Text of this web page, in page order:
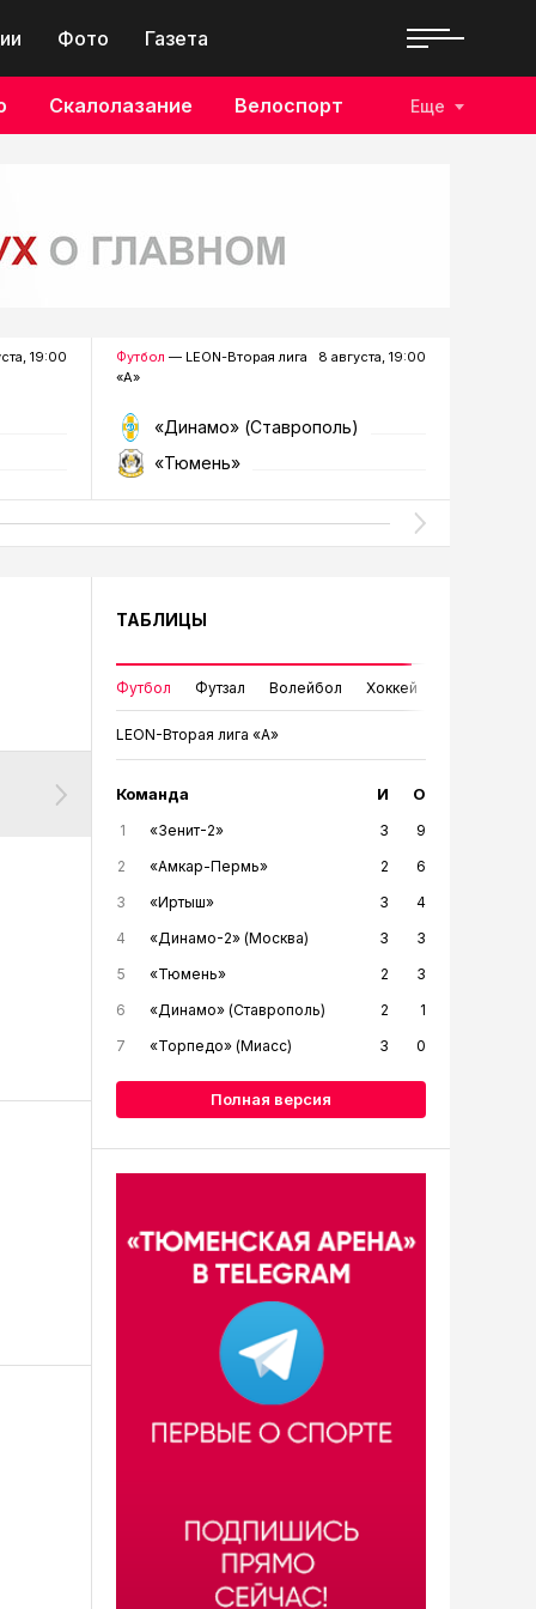
Фото Газета
Скалолазание Велоспорт Еще
19:00 Футбол — LEON-Вторая лига
«А»
8 августа, 19:00
«Динамо» (Ставрополь)
«Тюмень»
ФЕВРАЛЬ МАРТ МАЙ
ТАБЛИЦЫ
Футбол Футзал Волейбол Хоккей
LEON-Вторая лига «А»
Команда И О
1 «Зенит-2» 3
9
2
«Амкар-Пермь» 2
6
3
«Иртыш» 3
4
4
«Динамо-2» (Москва) 3
3
5
«Тюмень» 2
3
6
«Динамо» (Ставрополь) 2
1
7
«Торпедо» (Миасс) 3 0
Полная версия